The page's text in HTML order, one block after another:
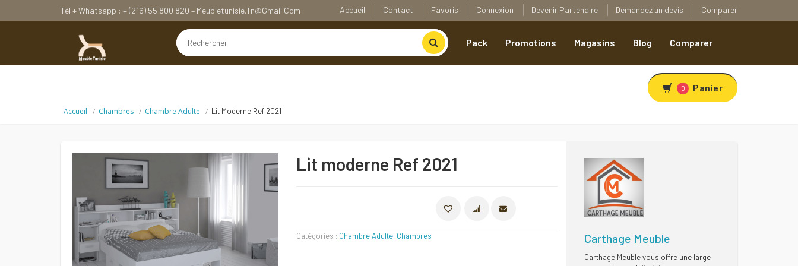
Accueil Contact Favoris Connexion Devenir Partenaire Demandez un devis Comparer
Tél + Whatsapp : + (216) 55 800 820 – Meubletunisie.tn@gmail.com
Pack Promotions Magasins Blog Comparer
0 Panier
Accueil Chambres Chambre Adulte Lit Moderne Ref 2021
Lit moderne Ref 2021
COMPARER
Catégories : Chambre Adulte, Chambres Carthage Meuble
Carthage Meuble vous offre une large